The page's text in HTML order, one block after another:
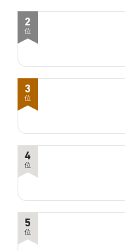
2
位
3
位
4
位
5
位